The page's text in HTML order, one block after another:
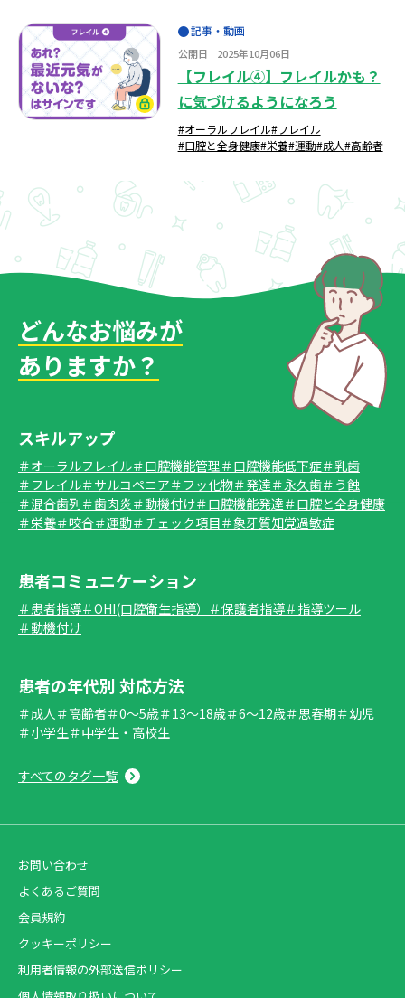
記事・動画
公開日 2025年10月06日
【フレイル④】フレイルかも？
に気づけるようになろう
#オーラルフレイル#フレイル
#口腔と全身健康#栄養#運動#成人#高齢者
どんなお悩みが
ありますか？
スキルアップ
＃オーラルフレイル＃口腔機能管理＃口腔機能低下症＃乳歯
＃フレイル＃サルコペニア＃フッ化物＃発達＃永久歯＃う蝕
＃混合歯列＃歯肉炎＃動機付け＃口腔機能発達＃口腔と全身健康
＃栄養＃咬合＃運動＃チェック項目＃象牙質知覚過敏症
患者コミュニケーション
＃患者指導＃OHI(口腔衛生指導） ＃保護者指導＃指導ツール
＃動機付け
患者の年代別 対応方法
＃成人＃高齢者＃0～5歳＃13～18歳＃6～12歳＃思春期＃幼児
＃小学生＃中学生・高校生
すべてのタグ一覧
お問い合わせ
よくあるご質問
会員規約
クッキーポリシー
利用者情報の外部送信ポリシー